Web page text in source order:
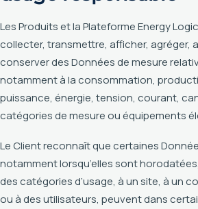
Les Produits et la Plateforme Energy
collecter, transmettre, afficher, agréger,
conserver des Données de mesure
notamment à la consommation,
puissance, énergie, tension, courant,
catégories de mesure ou équipements
Le Client reconnaît que certaines
notamment lorsqu’elles sont
des catégories d’usage, à un site, à un
ou à des utilisateurs, peuvent dans